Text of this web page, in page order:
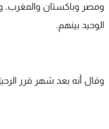
ومصر وباكستان والمغرب.
الوحيد بينهم.
وقال أنه بعد شهر قرر